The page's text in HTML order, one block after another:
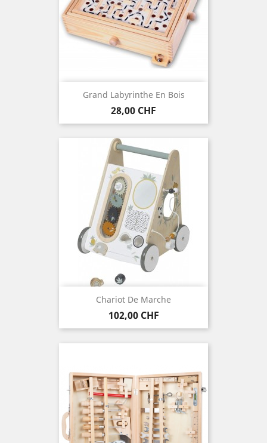
Grand Labyrinthe En Bois
Preis
28,00 CHF
Chariot De Marche
Preis
102,00 CHF